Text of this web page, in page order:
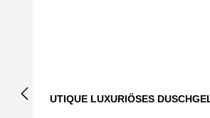
UTIQUE LUXURIÖSES